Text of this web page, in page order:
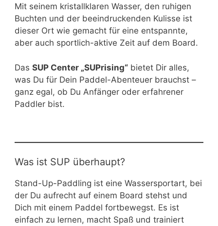
Mit seinem kristallklaren Wasser, den ruhigen
Buchten und der beeindruckenden Kulisse ist
dieser Ort wie gemacht für eine entspannte,
aber auch sportlich-aktive Zeit auf dem Board.
Das SUP Center „SUPrising“ bietet Dir alles,
was Du für Dein Paddel-Abenteuer brauchst –
ganz egal, ob Du Anfänger oder erfahrener
Paddler bist.
Was ist SUP überhaupt?
Stand-Up-Paddling ist eine Wassersportart, bei
der Du aufrecht auf einem Board stehst und
Dich mit einem Paddel fortbewegst. Es ist
einfach zu lernen, macht Spaß und trainiert